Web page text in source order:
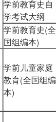
学前教育史自
学考试大纲
学前教育史(全
国组编本)
学前儿童家庭
教育(全国组编
本)